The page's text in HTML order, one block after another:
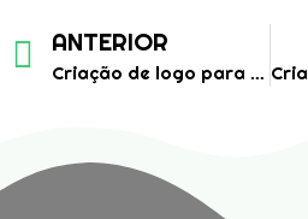
ANTERIOR
Criação de logo para blog de caminhoneiros